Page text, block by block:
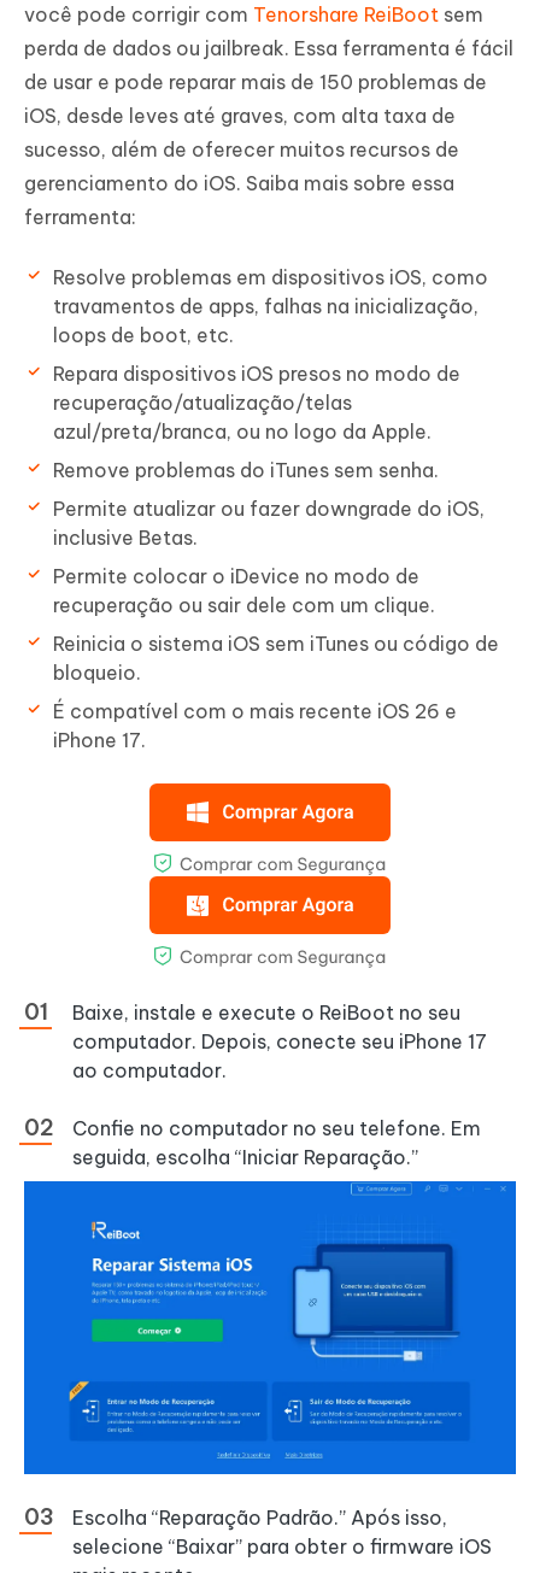
você pode corrigir com Tenorshare ReiBoot sem
perda de dados ou jailbreak. Essa ferramenta é fácil
de usar e pode reparar mais de 150 problemas de
iOS, desde leves até graves, com alta taxa de
sucesso, além de oferecer muitos recursos de
gerenciamento do iOS. Saiba mais sobre essa
ferramenta:
Resolve problemas em dispositivos iOS, como
travamentos de apps, falhas na inicialização,
loops de boot, etc.
Repara dispositivos iOS presos no modo de
recuperação/atualização/telas
azul/preta/branca, ou no logo da Apple.
Remove problemas do iTunes sem senha.
Permite atualizar ou fazer downgrade do iOS,
inclusive Betas.
Permite colocar o iDevice no modo de
recuperação ou sair dele com um clique.
Reinicia o sistema iOS sem iTunes ou código de
bloqueio.
É compatível com o mais recente iOS 26 e
iPhone 17.
Baixe, instale e execute o ReiBoot no seu
computador. Depois, conecte seu iPhone 17
ao computador.
Confie no computador no seu telefone. Em
seguida, escolha “Iniciar Reparação.”
Escolha “Reparação Padrão.” Após isso,
selecione “Baixar” para obter o firmware iOS